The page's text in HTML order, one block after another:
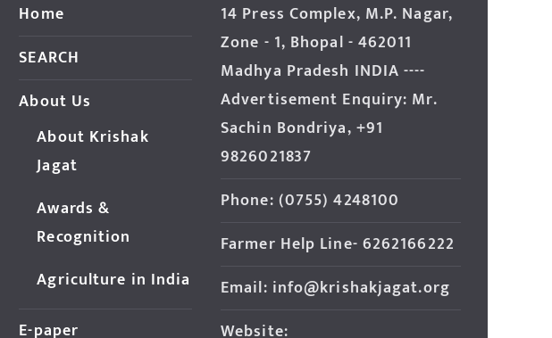
Home
SEARCH
About Us
About Krishak
Jagat
Awards &
Recognition
Agriculture in India
E-paper
14 Press Complex, M.P. Nagar,
Zone - 1, Bhopal - 462011
Madhya Pradesh INDIA ----
Advertisement Enquiry: Mr.
Sachin Bondriya, +91
9826021837
Phone: (0755) 4248100
Farmer Help Line- 6262166222
Email: info@krishakjagat.org
Website: